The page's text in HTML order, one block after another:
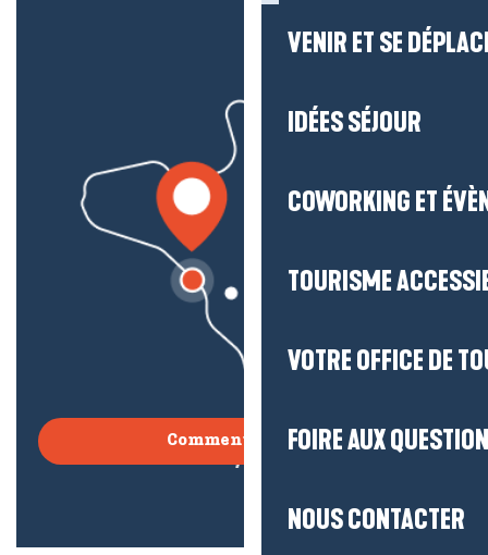
VENIR ET SE
IDÉES SÉJOUR
COWORKING ET
TOURISME
VOTRE OFFICE DE
FOIRE AUX
NOUS CONTACTER
Comment venir ?